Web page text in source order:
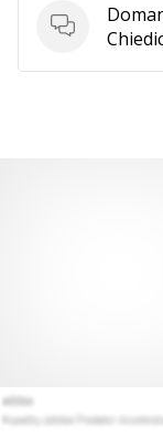
profitto.
Unisciti
al…
Domande